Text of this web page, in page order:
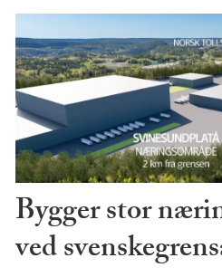
Bygger stor
ved